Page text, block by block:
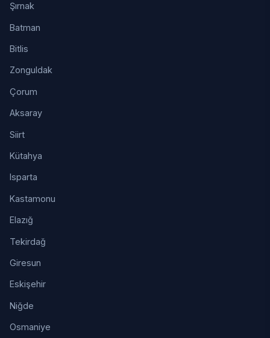
Şırnak
Batman
Bitlis
Zonguldak
Çorum
Aksaray
Siirt
Kütahya
Isparta
Kastamonu
Elazığ
Tekirdağ
Giresun
Eskişehir
Niğde
Osmaniye